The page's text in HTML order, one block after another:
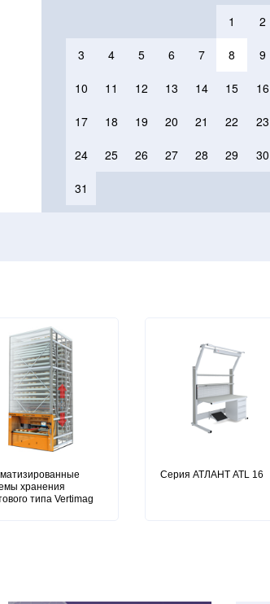
1 2
3 4 5 6 7 8 9
10 11 12 13 14 15 16
17 18 19 20 21 22 23
24 25 26 27 28 29 30
31
хранения
типа Vertimag
Серия АТЛАНТ ATL 16